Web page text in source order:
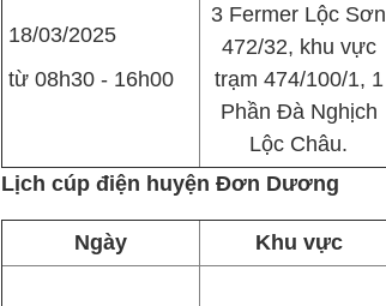
18/03/2025
từ 08h30 - 16h00
3 Fermer Lộc Sơn
472/32, khu vực
trạm 474/100/1, 1
Phần Đà Nghịch
Lộc Châu.
Lịch cúp điện huyện Đơn Dương
Ngày Khu vực